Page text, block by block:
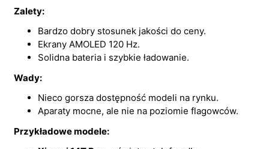
Zalety:
Bardzo dobry stosunek jakości do ceny.
Ekrany AMOLED 120 Hz.
Solidna bateria i szybkie ładowanie.
Wady:
Nieco gorsza dostępność modeli na rynku.
Aparaty mocne, ale nie na poziomie flagowców.
Przykładowe modele: